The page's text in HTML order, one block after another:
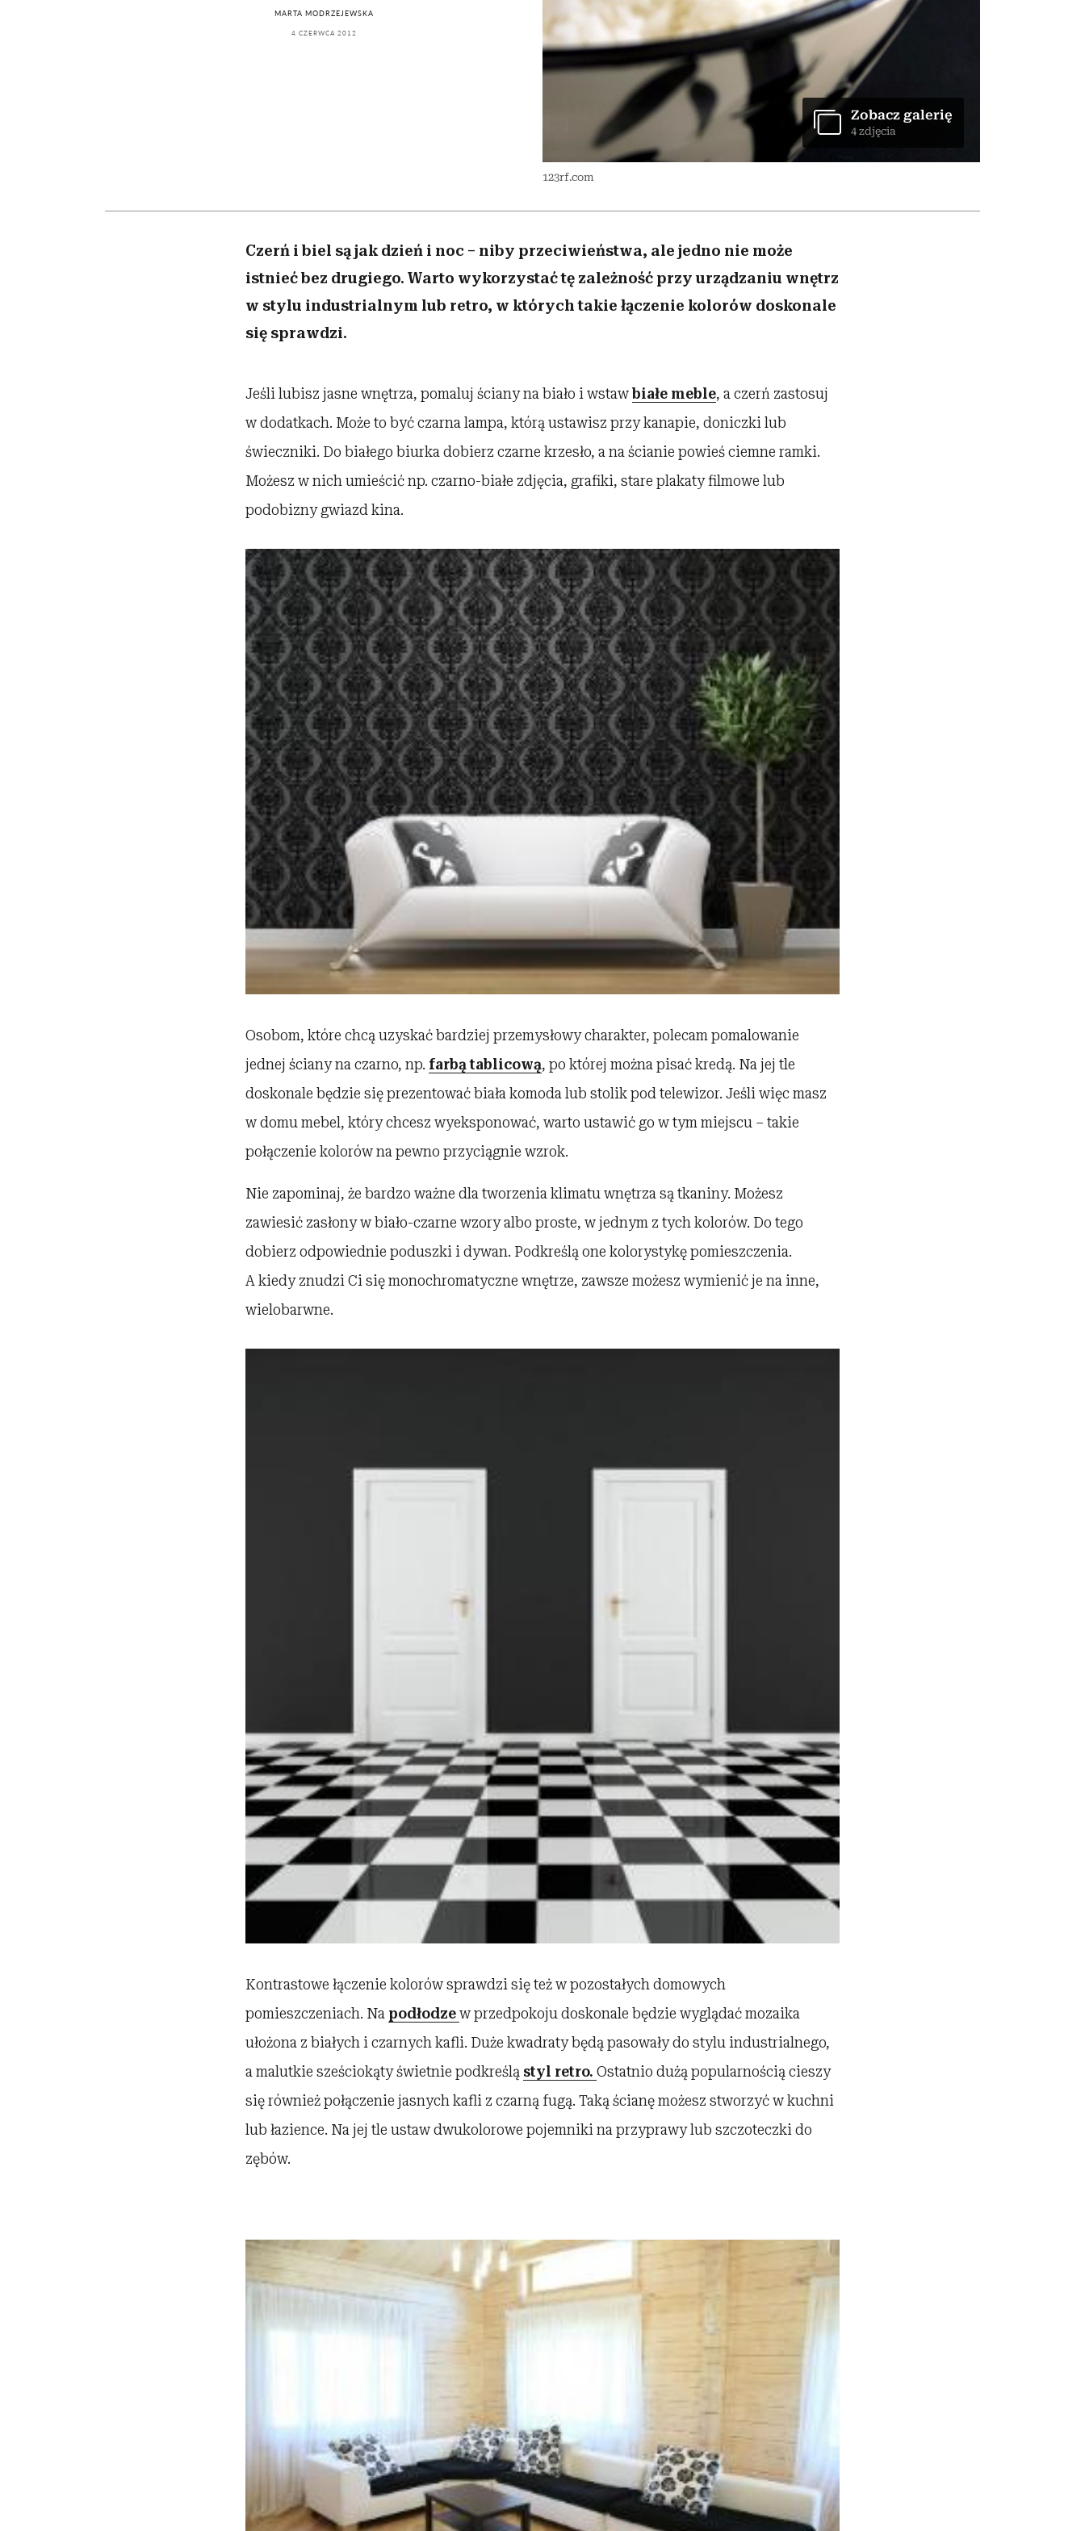
najbardziej pożądane
ubrania i marki sezonu
odc. 7]
MARTA MODRZEJEWSKA
4 CZERWCA 2012
123rf.com
Zobacz galerię
4 zdjęcia
Czerń i biel są jak dzień i noc – niby przeciwieństwa, ale jedno nie może
istnieć bez drugiego. Warto wykorzystać tę zależność przy urządzaniu wnętrz
w stylu industrialnym lub retro, w których takie łączenie kolorów doskonale
się sprawdzi.
Jeśli lubisz jasne wnętrza, pomaluj ściany na biało i wstawbiałe meble, a czerń zastosuj
w dodatkach. Może to być czarna lampa, którą ustawisz przy kanapie, doniczki lub
świeczniki. Do białego biurka dobierz czarne krzesło, a na ścianie powieś ciemne ramki.
Możesz w nich umieścić np. czarno-białe zdjęcia, grafiki, stare plakaty filmowe lub
podobizny gwiazd kina.
Osobom, które chcą uzyskać bardziej przemysłowy charakter, polecam pomalowanie
jednej ściany na czarno, np. farbą tablicową, po której można pisać kredą. Na jej tle
doskonale będzie się prezentować biała komoda lub stolik pod telewizor. Jeśli więc masz
w domu mebel, który chcesz wyeksponować, warto ustawić go w tym miejscu – takie
połączenie kolorów na pewno przyciągnie wzrok.
Nie zapominaj, że bardzo ważne dla tworzenia klimatu wnętrza są tkaniny. Możesz
zawiesić zasłony w biało-czarne wzory albo proste, w jednym z tych kolorów. Do tego
dobierz odpowiednie poduszki i dywan. Podkreślą one kolorystykę pomieszczenia.
A kiedy znudzi Ci się monochromatyczne wnętrze, zawsze możesz wymienić je na inne,
wielobarwne.
Kontrastowe łączenie kolorów sprawdzi się też w pozostałych domowych
pomieszczeniach. Na podłodze w przedpokoju doskonale będzie wyglądać mozaika
ułożona z białych i czarnych kafli. Duże kwadraty będą pasowały do stylu industrialnego,
a malutkie sześciokąty świetnie podkreślą styl retro. Ostatnio dużą popularnością cieszy
się również połączenie jasnych kafli z czarną fugą. Taką ścianę możesz stworzyć w kuchni
lub łazience. Na jej tle ustaw dwukolorowe pojemniki na przyprawy lub szczoteczki do
zębów.